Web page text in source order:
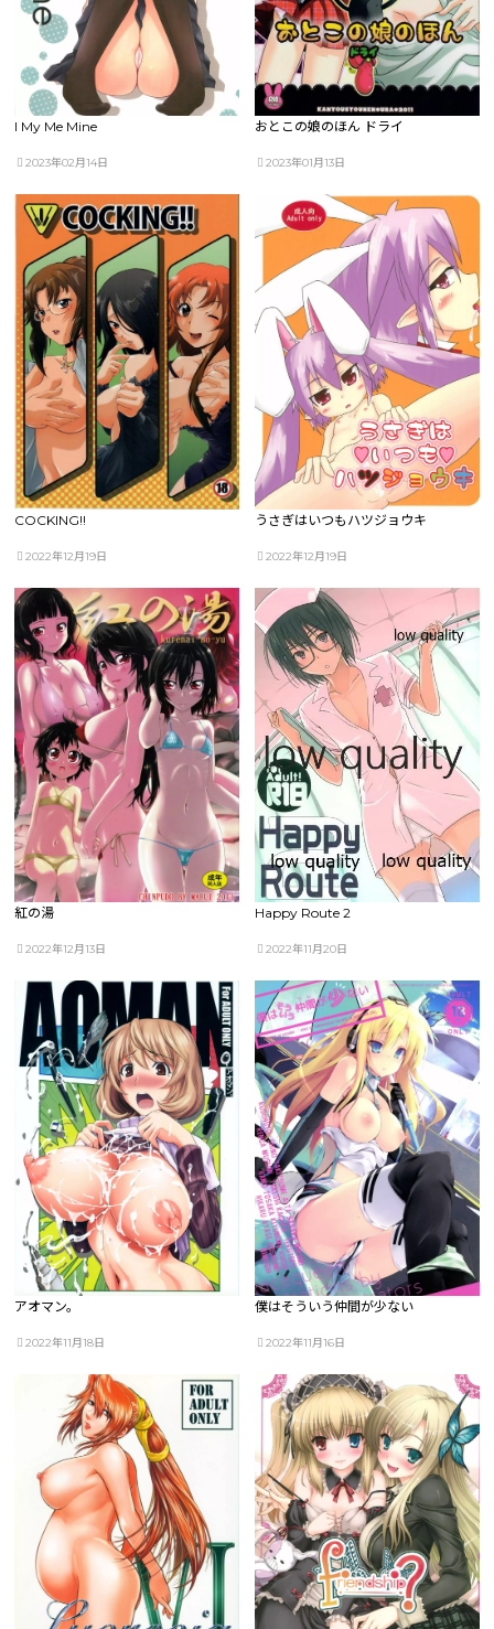
I My Me Mine
2023年02月14日
おとこの娘のほん ドライ
2023年01月13日
COCKING!!
2022年12月19日
うさぎはいつもハツジョウキ
2022年12月19日
紅の湯
2022年12月13日
Happy Route 2
2022年11月20日
アオマン。
2022年11月18日
僕はそういう仲間が少ない
2022年11月16日